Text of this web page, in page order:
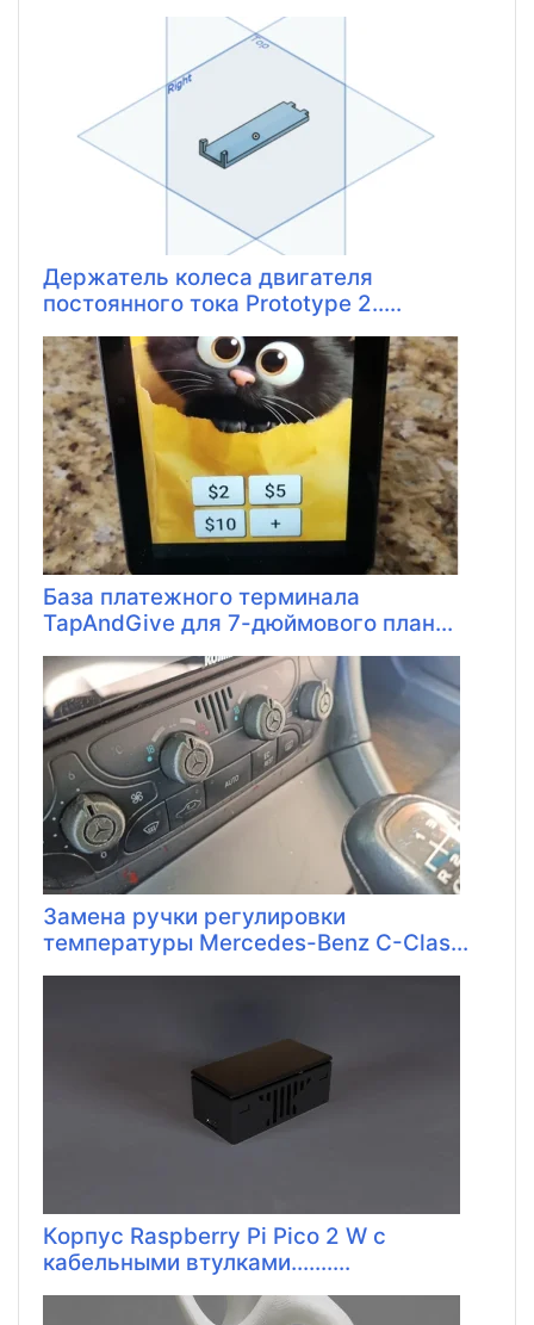
Держатель колеса двигателя
постоянного тока Prototype 2.....
База платежного терминала
TapAndGive для 7-дюймового план...
Замена ручки регулировки
температуры Mercedes-Benz C-Clas...
Корпус Raspberry Pi Pico 2 W с
кабельными втулками..........